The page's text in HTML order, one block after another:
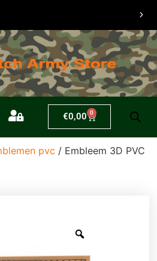
€0,00 0
pvc / Embleem 3D PVC